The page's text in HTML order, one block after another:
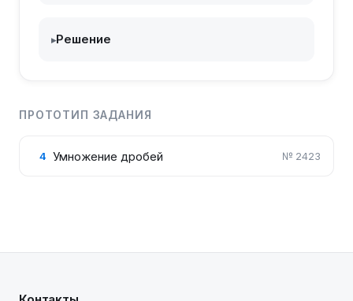
▸Решение
ПРОТОТИП ЗАДАНИЯ
4 Умножение дробей № 2423